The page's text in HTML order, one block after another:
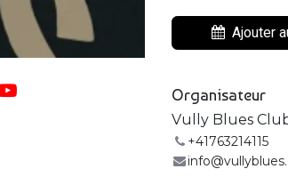
Ajouter
Organisateur
Vully Blues
+41763214115